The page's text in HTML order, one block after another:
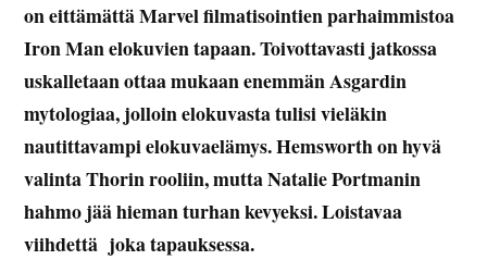
on eittämättä Marvel filmatisointien parhaimmistoa
Iron Man elokuvien tapaan. Toivottavasti jatkossa
uskalletaan ottaa mukaan enemmän Asgardin
mytologiaa, jolloin elokuvasta tulisi vieläkin
nautittavampi elokuvaelämys. Hemsworth on hyvä
valinta Thorin rooliin, mutta Natalie Portmanin
hahmo jää hieman turhan kevyeksi. Loistavaa
viihdettä joka tapauksessa.